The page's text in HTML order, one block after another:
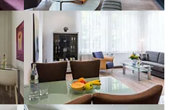
Show larger version for: